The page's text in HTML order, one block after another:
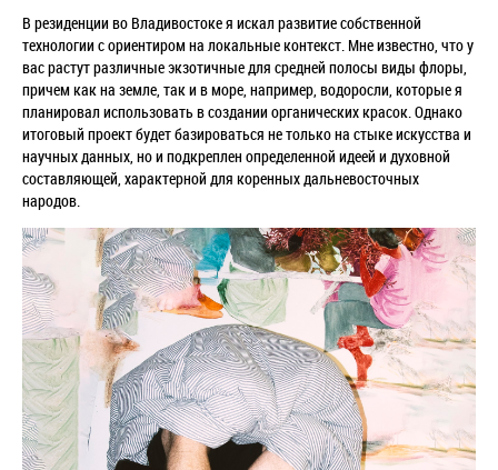
В резиденции во Владивостоке я искал развитие собственной
технологии с ориентиром на локальные контекст. Мне известно, что у
вас растут различные экзотичные для средней полосы виды флоры,
причем как на земле, так и в море, например, водоросли, которые я
планировал использовать в создании органических красок. Однако
итоговый проект будет базироваться не только на стыке искусства и
научных данных, но и подкреплен определенной идеей и духовной
составляющей, характерной для коренных дальневосточных
народов.